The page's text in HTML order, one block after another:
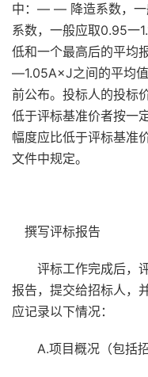
中：— — 降造系数，一
系数，一般应取0.95一
低和一个最高后的平
—1.05A×J之间的平均
前公布。投标人的投标
低于评标基准价者按一
幅度应比低于评标基准
文件中规定。
撰写评标报告
评标工作完成后，评
报告，提交给招标人，
应记录以下情况：
A.项目概况（包括招